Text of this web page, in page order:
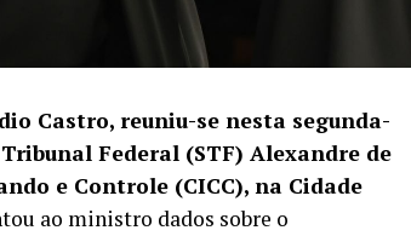
Castro, reuniu-se nesta segunda-
Federal (STF) Alexandre de
e Controle (CICC), na Cidade
ao ministro dados sobre o